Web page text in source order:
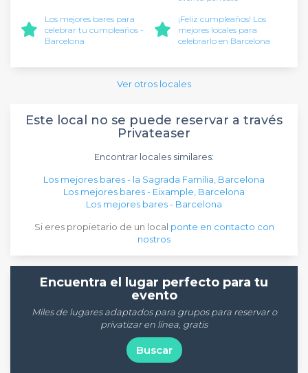
Los mejores bares para
celebrar tu cumpleaños -
Barcelona
¡Feliz cumpleaños! Los
mejores locales para
celebrarlo en Barcelona
Ver otros locales
Este local no se puede reservar a través
Privateaser
Encontrar locales similares:
Los mejores bares - la Sagrada Família, Barcelona
Los mejores bares - Eixample, Barcelona
Los mejores bares - Barcelona
Si eres propietario de un local ponte en contacto con
nostros
Encuentra el lugar perfecto para tu
evento
Miles de lugares adaptados para grupos para reservar o
privatizar en línea, gratis
Buscar